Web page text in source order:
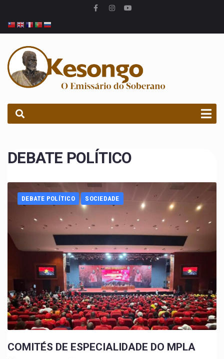
DEBATE POLÍTICO
DEBATE POLÍTICO SOCIEDADE
COMITÉS DE ESPECIALIDADE DO MPLA
PROCURAR